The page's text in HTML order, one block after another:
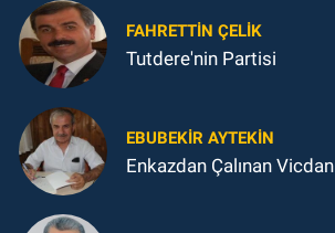
FAHRETTIN ÇELİK
Tutdere'nin Partisi
EBUBEKIR AYTEKIN
Enkazdan Çalınan Vicdan